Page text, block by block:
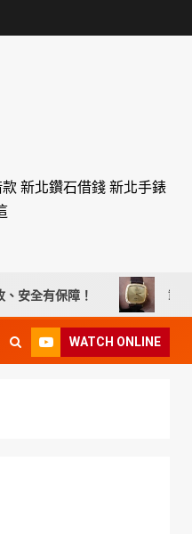
新北鑽石借錢 新北手錶
！ 彰化流當手錶
WATCH ONLINE